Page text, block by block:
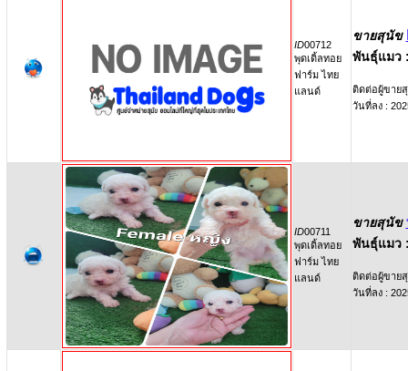
ID00712
พุดเดิ้ลทอย
ฟาร์ม ไทย
แลนด์
ขายสุนัข
พันธุ์แมว
ติดต่อผู้ขาย
วันที่ลง :
ID00711
พุดเดิ้ลทอย
ฟาร์ม ไทย
แลนด์
ขายสุนัข
พันธุ์แมว
ติดต่อผู้ขาย
วันที่ลง :